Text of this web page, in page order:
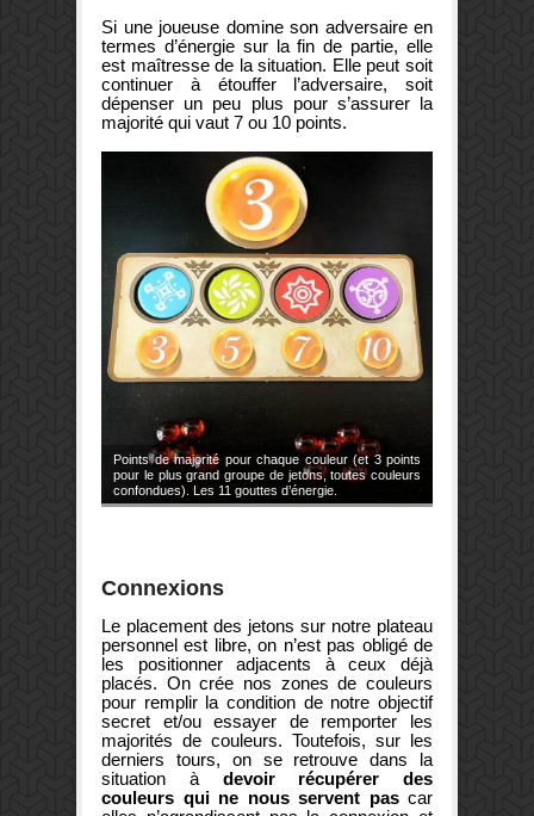
Si une joueuse domine son adversaire en
termes d’énergie sur la fin de partie, elle
est maîtresse de la situation. Elle peut soit
continuer à étouffer l’adversaire, soit
dépenser un peu plus pour s’assurer la
majorité qui vaut 7 ou 10 points.
Points de majorité pour chaque couleur (et 3 points
pour le plus grand groupe de jetons, toutes couleurs
confondues). Les 11 gouttes d’énergie.
Connexions
Le placement des jetons sur notre plateau
personnel est libre, on n’est pas obligé de
les positionner adjacents à ceux déjà
placés. On crée nos zones de couleurs
pour remplir la condition de notre objectif
secret et/ou essayer de remporter les
majorités de couleurs. Toutefois, sur les
derniers tours, on se retrouve dans la
situation àdevoir récupérer des
couleurs qui ne nous servent pascar